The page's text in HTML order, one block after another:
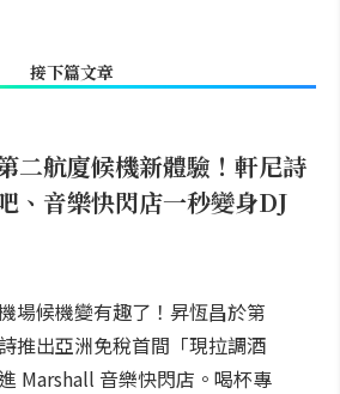
接下篇文章
二航廈候機新體驗！軒尼詩
、音樂快閃店一秒變身DJ
場候機變有趣了！昇恆昌於第
推出亞洲免稅首間「現拉調酒
Marshall 音樂快閃店。喝杯專